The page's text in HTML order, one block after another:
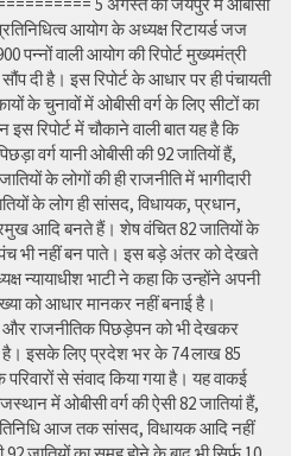
5 अगस्त को जयपुर में ओबीसी
आयोग के अध्यक्ष रिटायर्ड जज
पन्नों वाली आयोग की रिपोर्ट मुख्यमंत्री
दी है। इस रिपोर्ट के आधार पर ही पंचायती
के चुनावों में ओबीसी वर्ग के लिए सीटों का
रिपोर्ट में चौकाने वाली बात यह है कि
वर्ग यानी ओबीसी की 92 जातियों हैं,
के लोगों की ही राजनीति में भागीदारी
के लोग ही सांसद, विधायक, प्रधान,
आदि बनते हैं। शेष वंचित 82 जातियों के
भी नहीं बन पाते। इस बड़े अंतर को देखते
न्यायाधीश भाटी ने कहा कि उन्होंने अपनी
को आधार मानकर नहीं बनाई है।
और राजनीतिक पिछड़ेपन को भी देखकर
है। इसके लिए प्रदेश भर के 74 लाख 85
परिवारों से संवाद किया गया है। यह वाकई
में ओबीसी वर्ग की ऐसी 82 जातियां हैं,
आज तक सांसद, विधायक आदि नहीं